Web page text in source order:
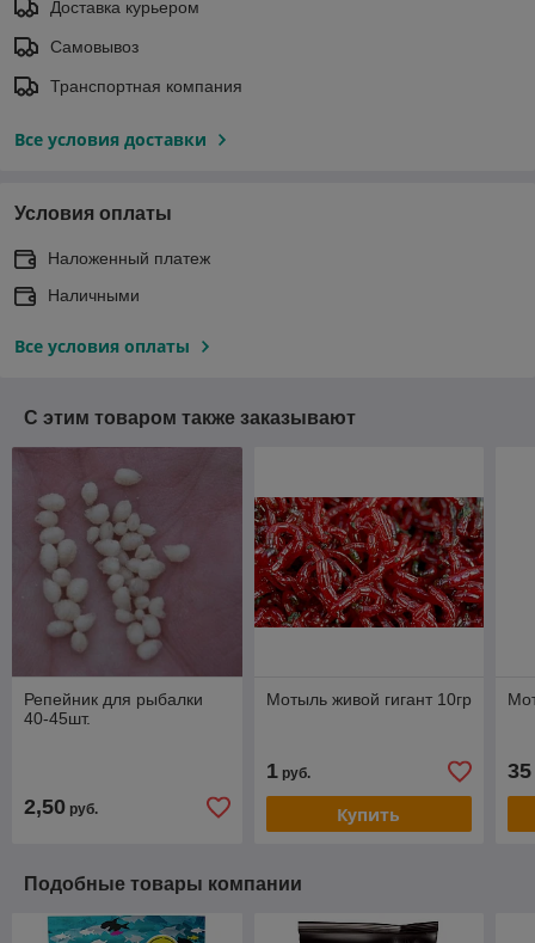
Доставка курьером
Самовывоз
Транспортная компания
Все условия доставки
Условия оплаты
Наложенный платеж
Наличными
Все условия оплаты
С этим товаром также заказывают
Репейник для рыбалки
40-45шт.
2,50 руб.
Мотыль живой гигант 10гр
1руб.
Купить
35
Подобные товары компании